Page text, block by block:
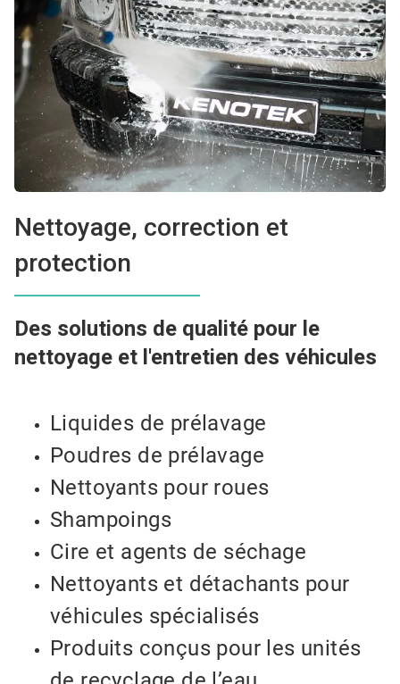
Nettoyage, correction et
protection
Des solutions de qualité pour le
nettoyage et l'entretien des véhicules
Liquides de prélavage
Poudres de prélavage
Nettoyants pour roues
Shampoings
Cire et agents de séchage
Nettoyants et détachants pour
véhicules spécialisés
Produits conçus pour les unités